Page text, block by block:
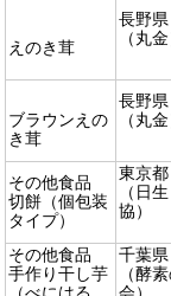
えのき茸
長野県
（丸金
ブラウンえの
き茸
長野県
（丸金
その他食品
切餅（個包装
タイプ）
東京都
（日生
協）
その他食品
手作り干し芋
千葉県
（酵